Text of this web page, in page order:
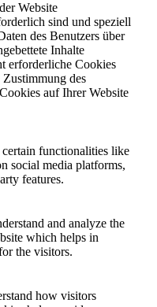
Website
sind und speziell
des Benutzers über
Inhalte
erforderliche Cookies
des
auf Ihrer Website
functionalities like
social media platforms,
features.
and analyze the
which helps in
the visitors.
how visitors